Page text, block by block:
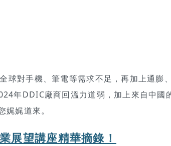
球對手機、筆電等需求不足，再加上通膨
年DDIC廠商回溫力道弱，加上來自中國
娓道來。
展望講座精華摘錄！